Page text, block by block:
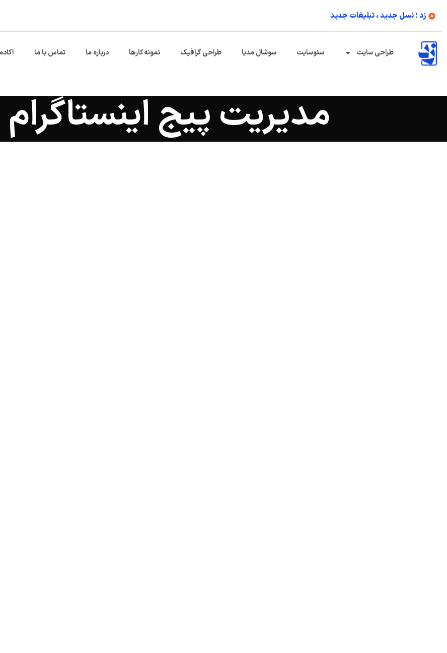
زد ؛ نسل جدید ، تبلیغات جدید
طراحی سایت سئوسایت سوشال مدیا طراحی گرافیک نمونه کارها درباره ما تماس با ما
مدیریت پیج